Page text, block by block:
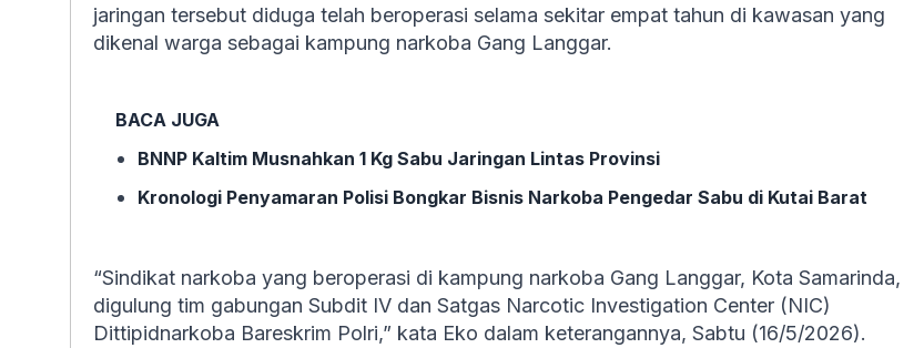
jaringan tersebut diduga telah beroperasi selama sekitar empat tahun di kawasan yang
dikenal warga sebagai kampung narkoba Gang Langgar.
BACA JUGA
BNNP Kaltim Musnahkan 1 Kg Sabu Jaringan Lintas Provinsi
Kronologi Penyamaran Polisi Bongkar Bisnis Narkoba Pengedar Sabu di Kutai Barat
“Sindikat narkoba yang beroperasi di kampung narkoba Gang Langgar, Kota Samarinda,
digulung tim gabungan Subdit IV dan Satgas Narcotic Investigation Center (NIC)
Dittipidnarkoba Bareskrim Polri,” kata Eko dalam keterangannya, Sabtu (16/5/2026).